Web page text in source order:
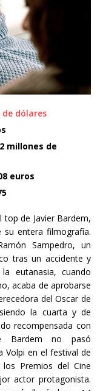
dólares
millones de
euros
top de Javier Bardem,
su entera filmografía.
Sampedro, un
tras un accidente y
eutanasia, cuando
acaba de aprobarse
del Oscar de
la cuarta y de
recompensada con
Bardem no pasó
Volpi en el festival de
Premios del Cine
actor protagonista.